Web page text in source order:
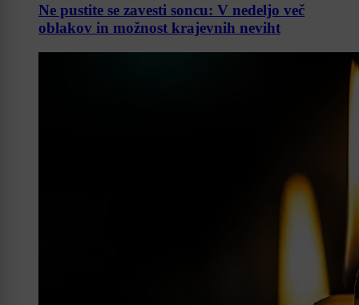
Ne pustite se zavesti soncu: V nedeljo več
oblakov in možnost krajevnih neviht